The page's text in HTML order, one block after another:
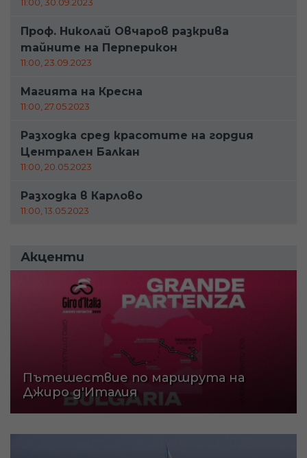
Проф. Николай Овчаров разкрива
тайните на Перперикон
11:00, 23.09.2023
Магията на Кресна
11:00, 27.05.2023
Разходка сред красотите на гордия
Централен Балкан
11:00, 20.05.2023
Разходка в Карлово
11:00, 13.05.2023
Акценти
Пътешествие по маршрута на
Джиро д'Италия